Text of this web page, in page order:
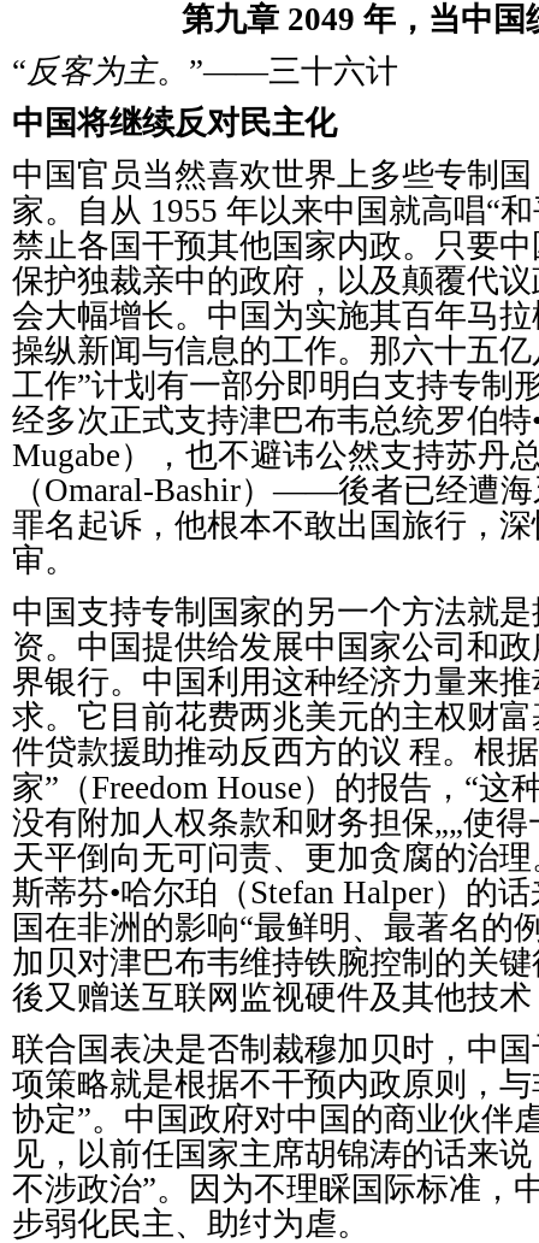
第九章2049 年，当中国
“反客为主。 ”——三十六计
中国将继续反对民主化
中国官 员当然喜欢世界上多些专制国
家。自从 1955 年以来中国就高唱“
禁止各国干预其他国家内政。只要中
保护独裁亲中的政府，以及颠覆代议
会大幅增长。中国 为实施其百年马拉
操纵新闻与信息的工作。那六十五亿
工作”计划有一部分即明白支持专制
经多次正式支持津巴布韦总统罗伯特
Mugabe），也不避讳公然支持苏丹
（Omaral-Bashir）——後者已经遭
罪名起诉 ，他根本不敢出国旅行，
审。
中国支持专制国家的另一个方法就
资。中国提供给发展中国家公司和
界银行。中国利用这种经济力量来推
求。它目前花费两兆美元的主权财
件贷款援助推动反西方的议 程。根据
家” （Freedom House）的报告， “这
没有附加人权条款和财务担保„„使
天平倒向无可问责、更加贪腐的治
斯蒂芬•哈尔珀（Stefan Halper）的话
国在非洲的影响“最鲜明、最著名的
加 贝对津巴布韦维持铁腕控制的关键
後又赠送互联网 监视硬件及其他技术
联合国表决是否制裁穆加 贝时 ，中
项策略就是根据不干预内政原则
，
协定”。中国政府对中国的商业伙伴
见 ，以前任国家主席胡锦涛的话来说
不涉政治”。因 为不理睬国 际标准，
步弱化民主、助纣为虐。